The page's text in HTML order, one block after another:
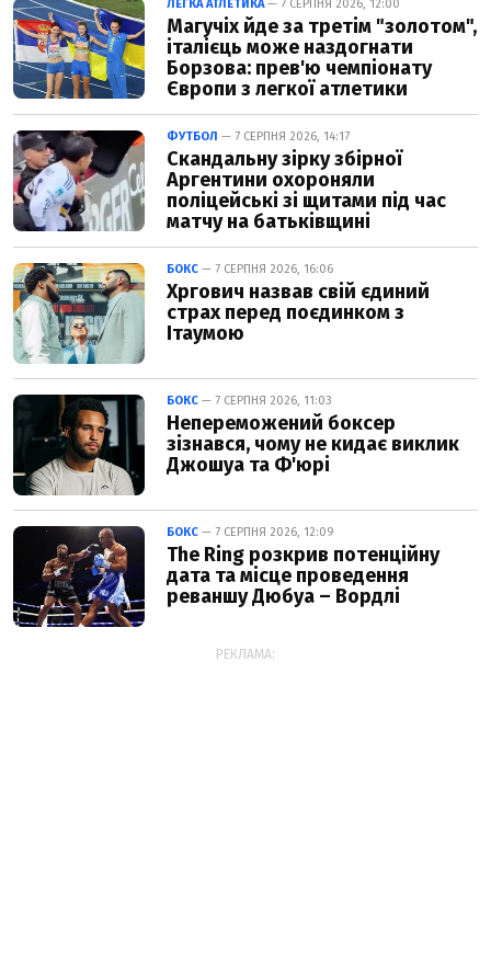
ЛЕГКА АТЛЕТИКА— 7 СЕРПНЯ 2026, 12:00
Магучіх йде за третім "золотом",
італієць може наздогнати
Борзова: прев'ю чемпіонату
Європи з легкої атлетики
ФУТБОЛ — 7 СЕРПНЯ 2026, 14:17
Скандальну зірку збірної
Аргентини охороняли
поліцейські зі щитами під час
матчу на батьківщині
БОКС — 7 СЕРПНЯ 2026, 16:06
Хргович назвав свій єдиний
страх перед поєдинком з
Ітаумою
БОКС — 7 СЕРПНЯ 2026, 11:03
Непереможений боксер
зізнався, чому не кидає виклик
Джошуа та Ф'юрі
БОКС — 7 СЕРПНЯ 2026, 12:09
The Ring розкрив потенційну
дата та місце проведення
реваншу Дюбуа – Вордлі
РЕКЛАМА: